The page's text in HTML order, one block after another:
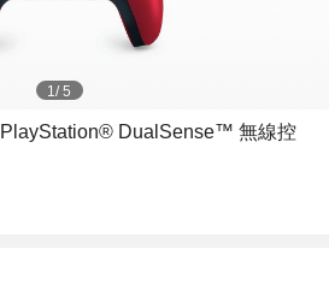
1/5
DualSense™ 無線控